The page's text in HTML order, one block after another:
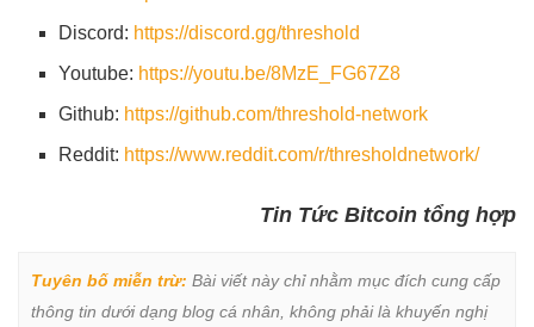
Discord: https://discord.gg/threshold
Youtube: https://youtu.be/8MzE_FG67Z8
Github: https://github.com/threshold-network
Reddit: https://www.reddit.com/r/thresholdnetwork/
Tin Tức Bitcoin tổng hợp
Tuyên bố miễn trừ: Bài viết này chỉ nhằm mục đích cung cấp
thông tin dưới dạng blog cá nhân, không phải là khuyến nghị